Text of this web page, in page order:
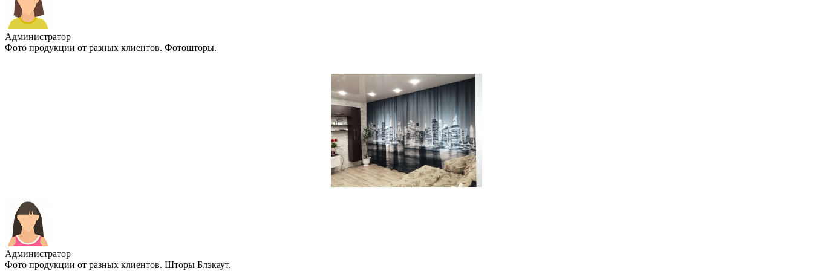
Администратор
Фото продукции от разных клиентов. Фотошторы.
Администратор
Фото продукции от разных клиентов. Шторы Блэкаут.